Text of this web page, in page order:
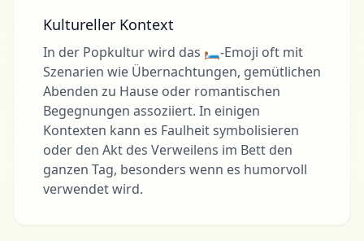
Kultureller Kontext
In der Popkultur wird das 🛏-Emoji oft mit
Szenarien wie Übernachtungen, gemütlichen
Abenden zu Hause oder romantischen
Begegnungen assoziiert. In einigen
Kontexten kann es Faulheit symbolisieren
oder den Akt des Verweilens im Bett den
ganzen Tag, besonders wenn es humorvoll
verwendet wird.